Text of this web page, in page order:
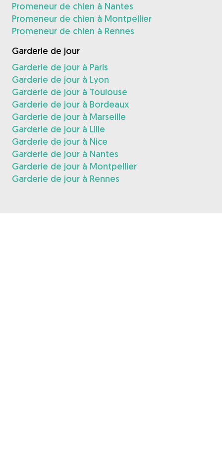
Promeneur de chien à Nantes
Promeneur de chien à Montpellier
Promeneur de chien à Rennes
Garderie de jour
Garderie de jour à Paris
Garderie de jour à Lyon
Garderie de jour à Toulouse
Garderie de jour à Bordeaux
Garderie de jour à Marseille
Garderie de jour à Lille
Garderie de jour à Nice
Garderie de jour à Nantes
Garderie de jour à Montpellier
Garderie de jour à Rennes